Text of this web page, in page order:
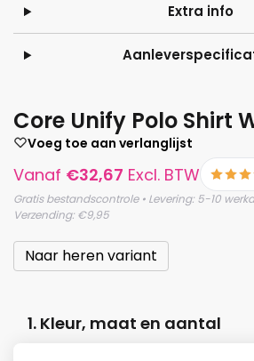
Extra info
Core Unify Polo Shirt
Voeg toe aan verlanglijst
Vanaf €32,67 Excl. BTW
Gratis bestandscontrole • Levering: 5-10
Verzending: €9,95
Naar heren variant
1. Kleur, maat en aantal